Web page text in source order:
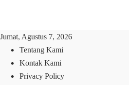
Jumat, Agustus 7, 2026
Tentang Kami
Kontak Kami
Privacy Policy